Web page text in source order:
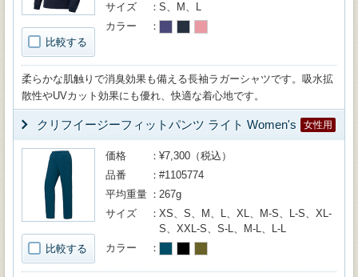
比較する
サイズ
S、M、L
カラー
柔らかな肌触りで消臭効果も備える長袖ラガーシャツです。吸水拡
散性やUVカット効果にも優れ、快適な着心地です。
クリフイージーフィットパンツ ライト Women's 女性用
比較する
価格
¥7,300（税込）
品番
#1105774
平均重量
267g
サイズ
XS、S、M、L、XL、M-S、L-S、XL-
S、XXL-S、S-L、M-L、L-L
カラー